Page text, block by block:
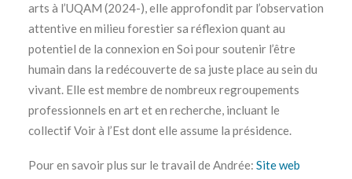
arts à l’UQAM (2024-), elle approfondit par l’observation
attentive en milieu forestier sa réflexion quant au
potentiel de la connexion en Soi pour soutenir l’être
humain dans la redécouverte de sa juste place au sein du
vivant. Elle est membre de nombreux regroupements
professionnels en art et en recherche, incluant le
collectif Voir à l’Est dont elle assume la présidence.
Pour en savoir plus sur le travail de Andrée: Site web